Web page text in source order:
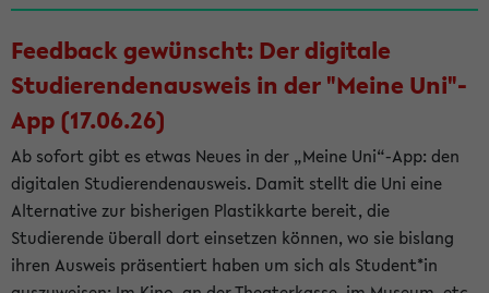
Feedback gewünscht: Der digitale
Studierendenausweis in der "Meine Uni"-
App (17.06.26)
Ab sofort gibt es etwas Neues in der „Meine Uni“-App: den
digitalen Studierendenausweis. Damit stellt die Uni eine
Alternative zur bisherigen Plastikkarte bereit, die
Studierende überall dort einsetzen können, wo sie bislang
ihren Ausweis präsentiert haben um sich als Student*in